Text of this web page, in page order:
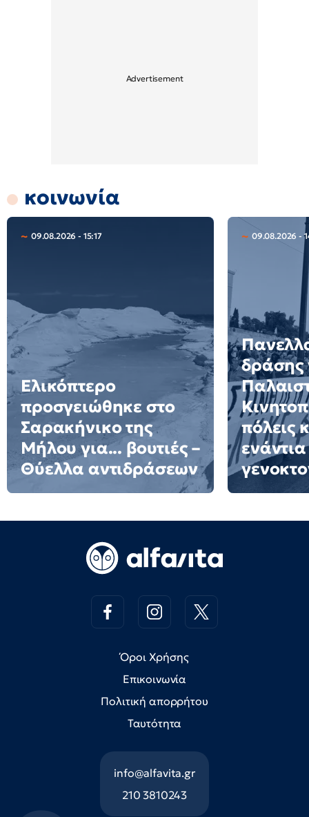
κοινωνία
09.08.2026 - 15:17
Ελικόπτερο
προσγειώθηκε στο
Σαρακήνικο της
Μήλου για... βουτιές –
Θύελλα αντιδράσεων
09.08.2026 -
δράσης
πόλεις
Όροι Χρήσης
Επικοινωνία
Πολιτική απορρήτου
Ταυτότητα
info@alfavita.gr
210 3810243